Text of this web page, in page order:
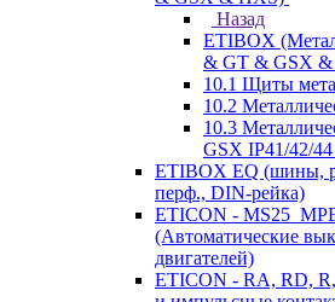
Назад
ETIBOX
& GT & GSX
10.1 Щиты
10.2
10.3
GSX IP41/42/
ETIBOX EQ (шины,
перф., DIN-рейка)
ETICON -
(Автоматические
двигателей)
ETICON - RA, RD,